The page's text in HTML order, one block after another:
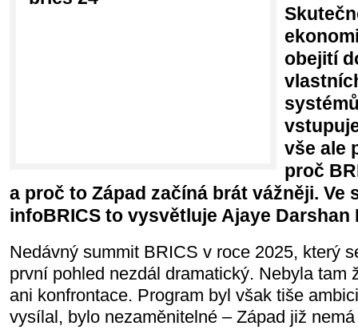
obejití
vše ale
proč
a proč to Západ začíná brát vážněji. Ve
infoBRICS to vysvětluje Ajaye Darshan
Nedávný summit BRICS v roce 2025, který
první pohled nezdál dramatický. Nebyla tam
ani konfrontace. Program byl však tiše
vysílal, bylo nezaměnitelné – Západ již